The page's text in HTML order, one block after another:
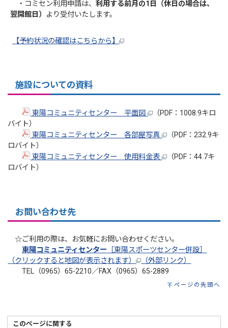
・コミセン利用申請は、利用する前月の1日（休日の場合は、
翌開館日） より受付いたします。
【予約状況の確認はこちらから】
施設についての資料
東陽コミュニティセンター 平面図
（PDF：1008.9キロ
バイト）
東陽コミュニティセンター 各部屋写真
（PDF：232.9キ
ロバイト）
東陽コミュニティセンター 使用料金表
（PDF：44.7キ
ロバイト）
お問い合わせ先
☆ご利用の際は、お気軽にお問い合わせください。
東陽コミュニティセンター ［東陽スポーツセンター併設］
（クリックすると地図が表示されます）
（外部リンク）
TEL（0965）65-2210／FAX（0965）65-2889
ページの先頭へ
このページに関する